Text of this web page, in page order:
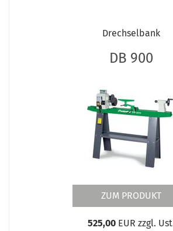
Drechselbank
DB 900
ZUM PRODUKT
525,00EUR zzgl.